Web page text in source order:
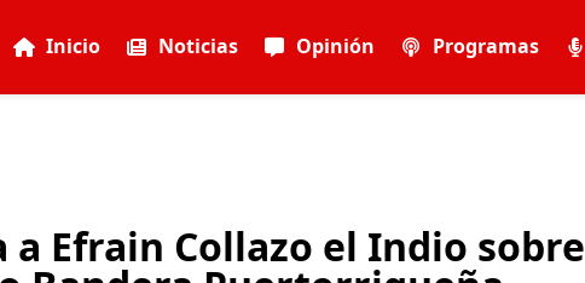
Inicio Noticias Opinión Programas
a Efrain Collazo el Indio sobre